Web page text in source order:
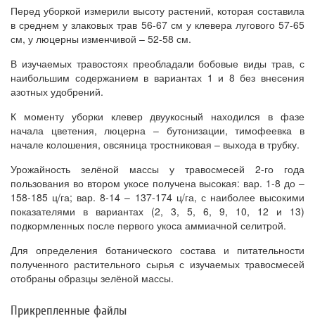
Перед уборкой измерили высоту растений, которая составила
в среднем у злаковых трав 56-67 см у клевера лугового 57-65
см, у люцерны изменчивой – 52-58 см.
В изучаемых травостоях преобладали бобовые виды трав, с
наибольшим содержанием в вариантах 1 и 8 без внесения
азотных удобрений.
К моменту уборки клевер двуукосный находился в фазе
начала цветения, люцерна – бутонизации, тимофеевка в
начале колошения, овсяница тростниковая – выхода в трубку.
Урожайность зелёной массы у травосмесей 2-го года
пользования во втором укосе получена высокая: вар. 1-8 до –
158-185 ц/га; вар. 8-14 – 137-174 ц/га, с наиболее высокими
показателями в вариантах (2, 3, 5, 6, 9, 10, 12 и 13)
подкормленных после первого укоса аммиачной селитрой.
Для определения ботанического состава и питательности
полученного растительного сырья с изучаемых травосмесей
отобраны образцы зелёной массы.
Прикрепленные файлы